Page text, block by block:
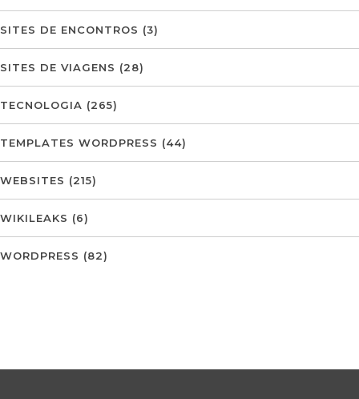
SITES DE ENCONTROS (3)
SITES DE VIAGENS (28)
TECNOLOGIA (265)
TEMPLATES WORDPRESS (44)
WEBSITES (215)
WIKILEAKS (6)
WORDPRESS (82)